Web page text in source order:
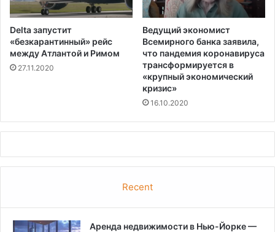
Delta запустит
«безкарантинный» рейс
между Атлантой и Римом
27.11.2020
Ведущий экономист
Всемирного банка заявила,
что пандемия коронавируса
трансформируется в
«крупный экономический
кризис»
16.10.2020
Recent
Аренда недвижимости в Нью-Йорке —